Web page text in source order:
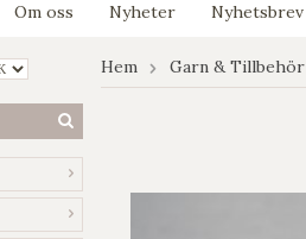
Om oss Nyheter Nyhetsbrev
Hem Garn & Tillbehör